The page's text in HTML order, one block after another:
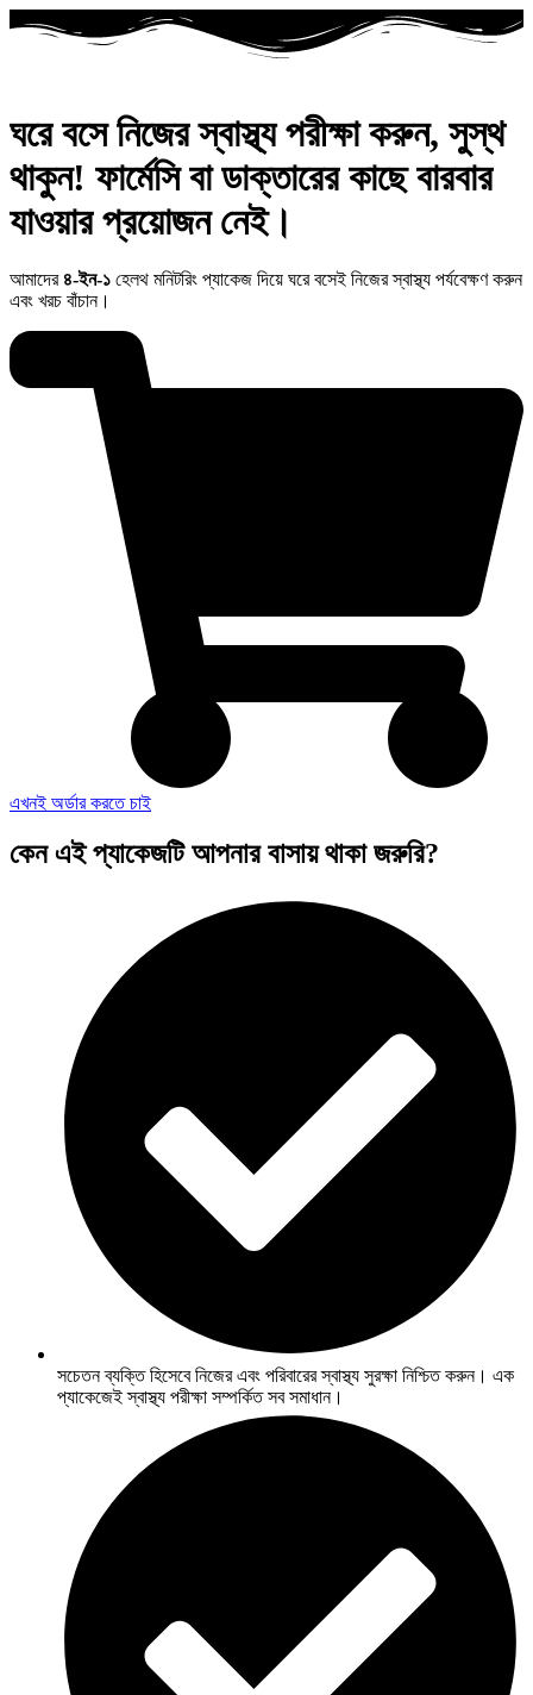
ঘরে বসে নিজের স্বাস্থ্য পরীক্ষা করুন, সুস্থ
থাকুন! ফার্মেসি বা ডাক্তারের কাছে বারবার
যাওয়ার প্রয়োজন নেই।
আমাদের ৪-ইন-১ হেলথ মনিটরিং প্যাকেজ দিয়ে ঘরে বসেই নিজের স্বাস্থ্য পর্যবেক্ষণ করুন
এবং খরচ বাঁচান।
এখনই অর্ডার করতে চাই
কেন এই প্যাকেজটি আপনার বাসায় থাকা জরুরি?
সচেতন ব্যক্তি হিসেবে নিজের এবং পরিবারের স্বাস্থ্য সুরক্ষা নিশ্চিত করুন। এক
প্যাকেজেই স্বাস্থ্য পরীক্ষা সম্পর্কিত সব সমাধান।